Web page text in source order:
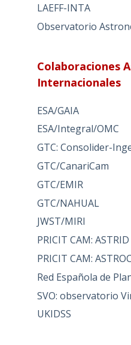
LAEFF-INTA
Observatorio
Colaboraciones
Internacionales
ESA/GAIA
ESA/Integral/OMC
GTC: Consolider-
GTC/CanariCam
GTC/EMIR
GTC/NAHUAL
JWST/MIRI
PRICIT CAM: ASTRID
PRICIT CAM:
Red Española de
SVO: observatorio
UKIDSS